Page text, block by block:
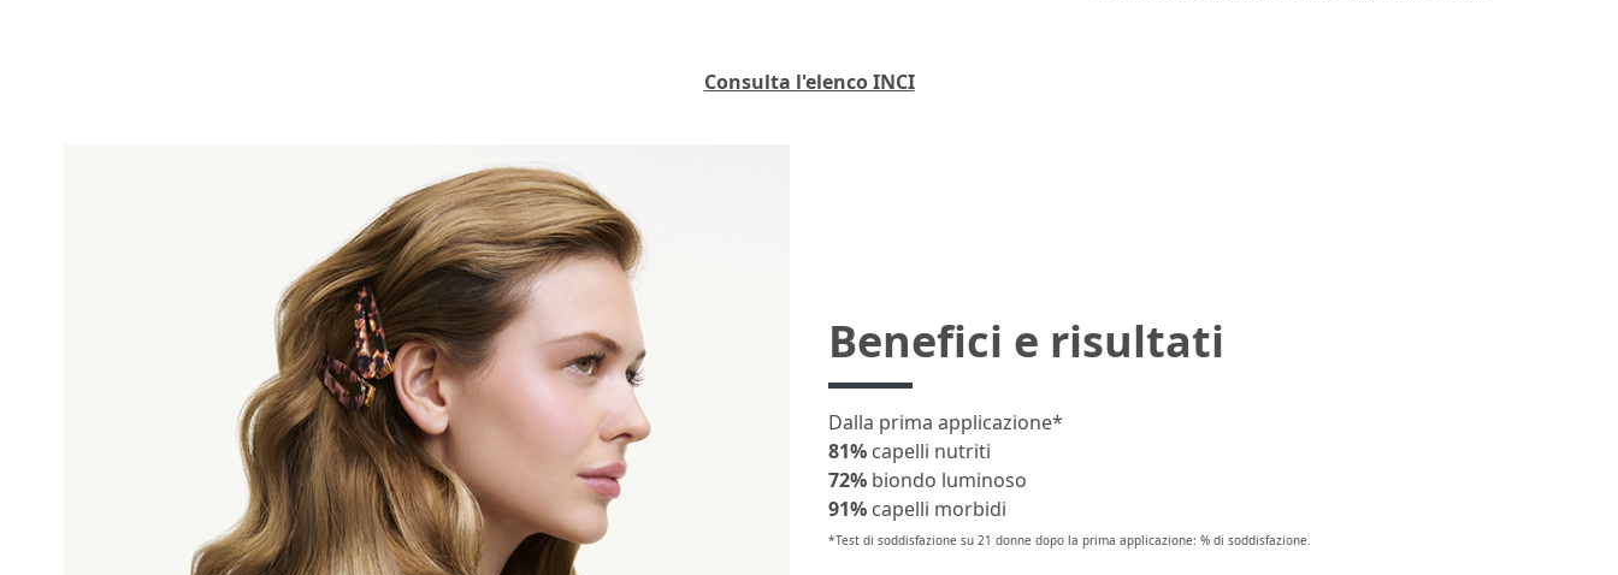
Consulta l'elenco INCI
Benefici e risultati
Dalla prima applicazione*
81% capelli nutriti
72% biondo luminoso
91% capelli morbidi
*Test di soddisfazione su 21 donne dopo la prima applicazione: % di soddisfazione.